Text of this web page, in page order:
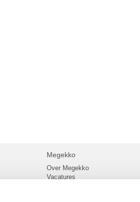
Megekko
Over Megekko
Vacatures